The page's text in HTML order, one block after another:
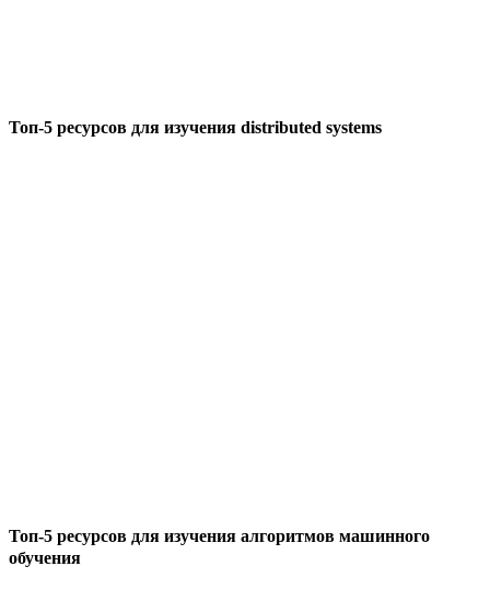
Топ-5 ресурсов для изучения distributed systems
Топ-5 ресурсов для изучения алгоритмов машинного
обучения